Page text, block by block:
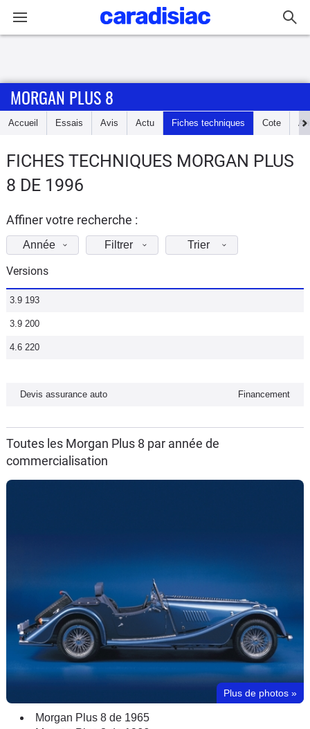
Accueil
Essais
d'achat
Electriques
Utilitaires
Flottes
Auto
Moto
MORGAN PLUS 8
Accueil Essais Avis Actu Fiches techniques Cote
FICHES TECHNIQUES MORGAN PLUS
8 DE 1996
Affiner votre recherche :
Année Filtrer Trier
Versions
3.9 193
3.9 200
4.6 220
Devis assurance auto Financement
Toutes les Morgan Plus 8 par année de
commercialisation
Plus de photos »
Morgan Plus 8 de 1965